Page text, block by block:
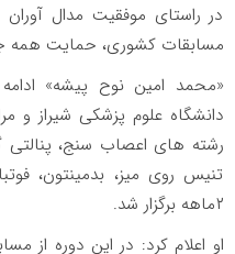
در راستای موفقیت مدال
مسابقات کشوری، حمایت همه
«محمد امین نوح پیشه»
رشته های اعصاب سنج،
تنیس روی میز، بدمینتون،
۲ماهه برگزار شد.